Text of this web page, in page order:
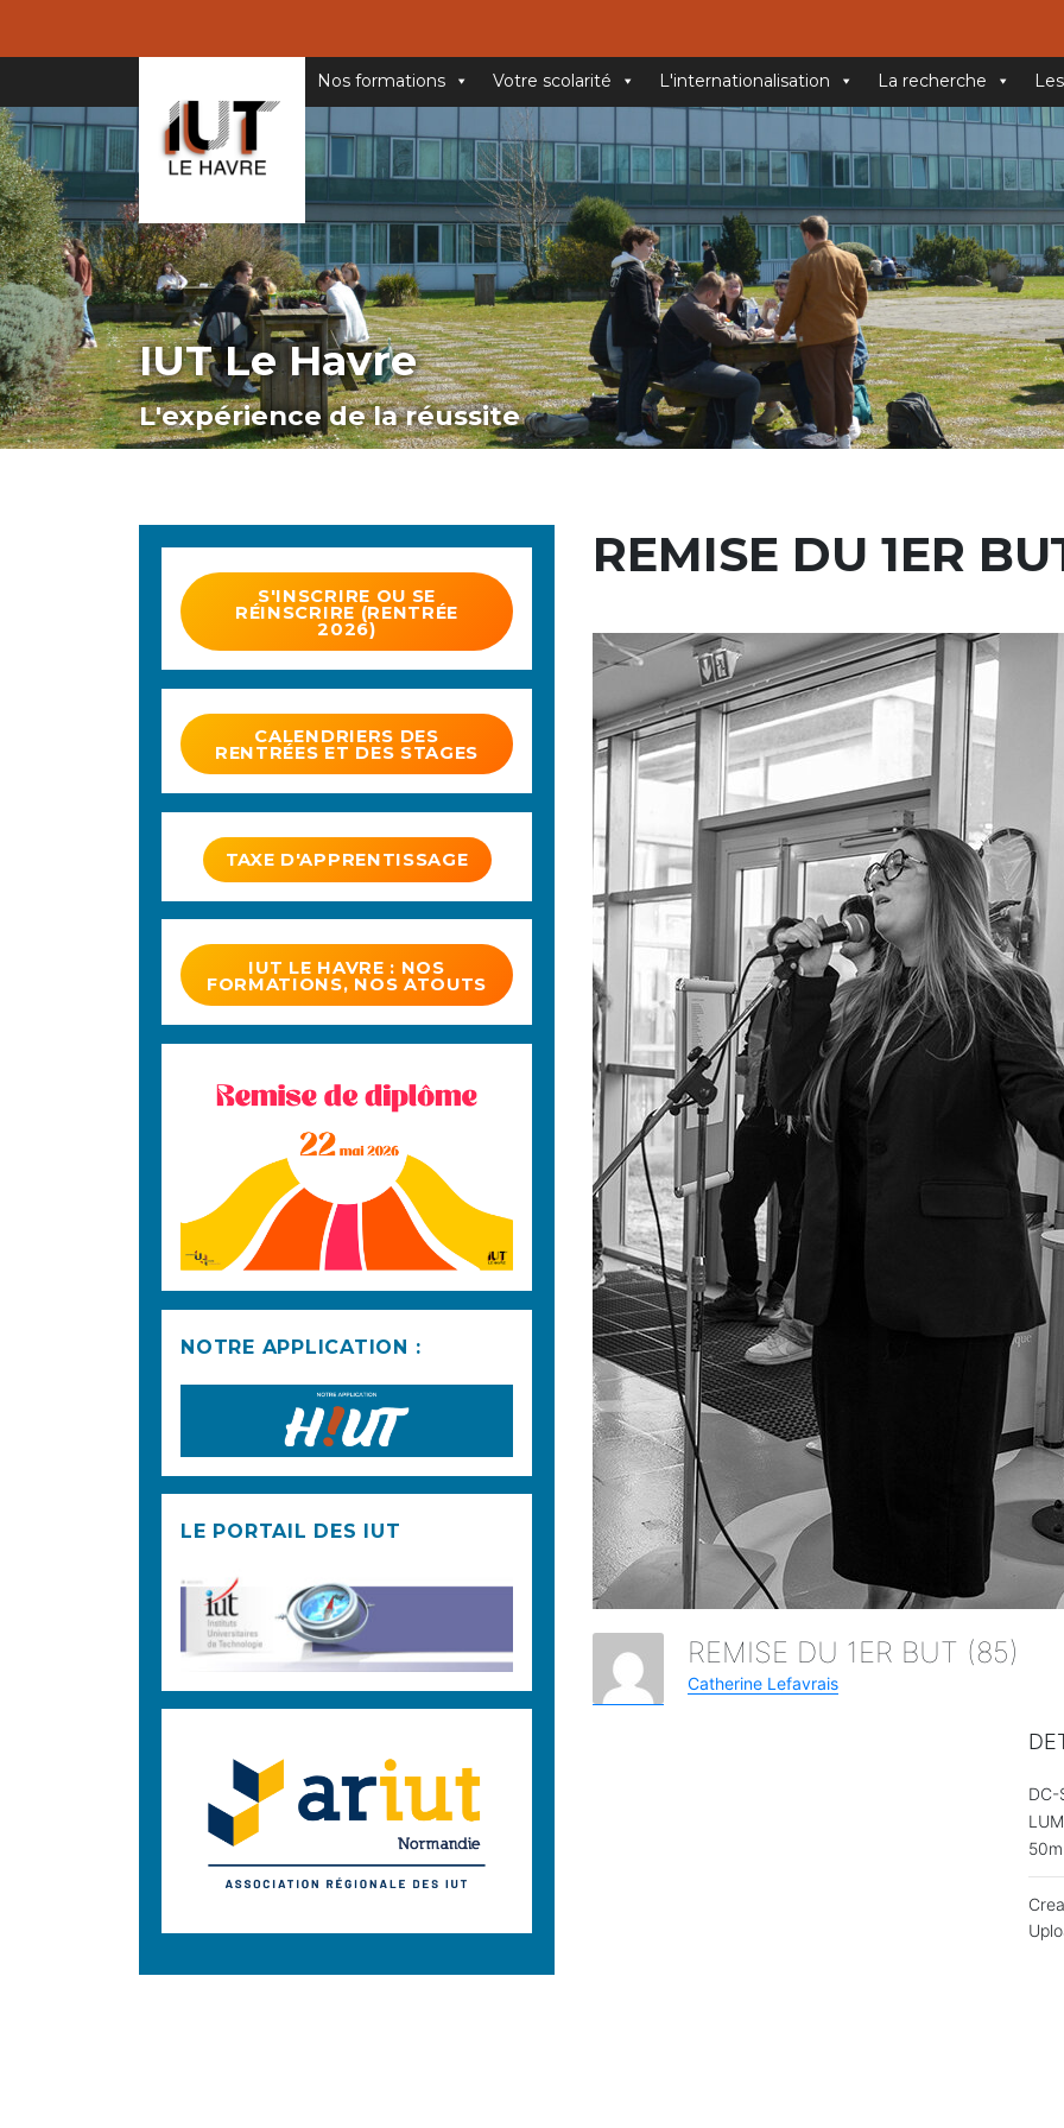
Nos formations Votre scolarité L'internationalisation La recherche
IUT Le Havre
L'expérience de la réussite
S'INSCRIRE OU SE
RÉINSCRIRE (RENTRÉE
2026)
CALENDRIERS DES
RENTRÉES ET DES STAGES
TAXE D'APPRENTISSAGE
IUT LE HAVRE : NOS
FORMATIONS, NOS ATOUTS
NOTRE APPLICATION :
LE PORTAIL DES IUT
REMISE DU 1ER
REMISE DU 1ER BUT (85)
Catherine Lefavrais
DC-